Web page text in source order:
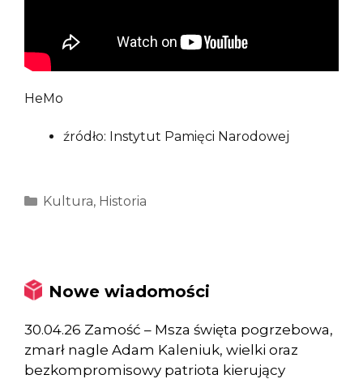
HeMo
źródło: Instytut Pamięci Narodowej
Kategorie
Kultura, Historia
Nowe wiadomości
30.04.26 Zamość – Msza święta pogrzebowa,
zmarł nagle Adam Kaleniuk, wielki oraz
bezkompromisowy patriota kierujący